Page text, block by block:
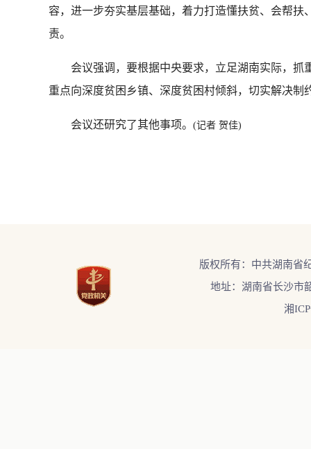
容，进一步夯实基层基础，着力打造懂扶贫、会帮
责。
会议强调，要根据中央要求，立足湖南实际，抓
重点向深度贫困乡镇、深度贫困村倾斜，切实解决
会议还研究了其他事项。 (记者 贺佳)
版权所有：中共湖南省
地址：湖南省长沙市
湘